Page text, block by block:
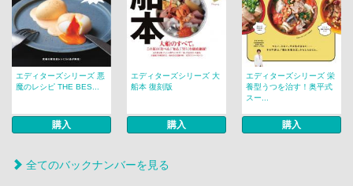
エディターズシリーズ 悪
魔のレシピ THE BES...
購入
エディターズシリーズ 大
船本 復刻版
購入
エディターズシリーズ 栄
養型うつを治す！奥平式
スー...
購入
全てのバックナンバーを見る